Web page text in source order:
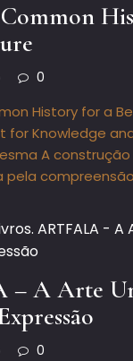
0
History for a
for Knowledge
A
pela
– A Arte
0